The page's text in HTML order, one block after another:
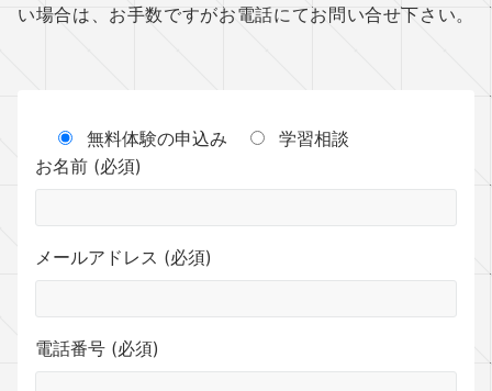
い場合は、お手数ですがお電話にてお問い合せ下さい。
無料体験の申込み
学習相談
お名前 (必須)
メールアドレス (必須)
電話番号 (必須)